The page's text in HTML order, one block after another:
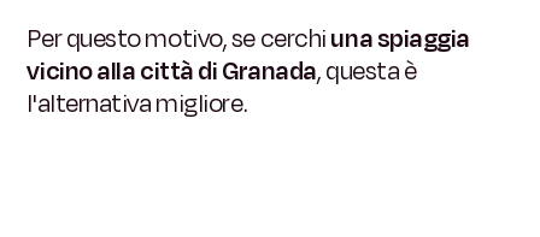
Per questo motivo, se cerchiuna spiaggia
vicino alla città di Granada, questa è
l'alternativa migliore.